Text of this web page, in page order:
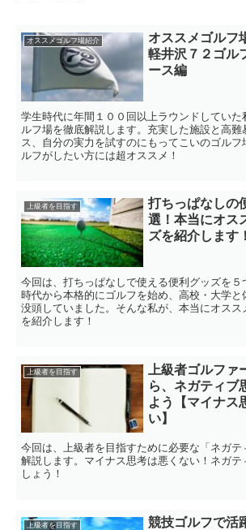
オススメゴルフ場紹介
オススメゴルフ
軽井沢７２ゴ
ース編
学生時代に年間１００回以上ラウンドしていた
ルフ場を徹底解説します。充実した施設と高難
ス、自分の実力を試すのにもってこいのゴル
ルフがしたい方には超オススメ！
上級者を目指す
打ちっぱなしの
選！本当にオス
ズを紹介します！
今回は、打ちっぱなしで使える便利グッズを５
時代から本格的にゴルフを始め、高校・大学と
没頭していました。そんな私が、本当にオスス
を紹介します！
上級者を目指す
上級者ゴルファ
ら、ネガティブ
よう【マイナス
い】
今回は、上級者を目指すために必要な「ネガテ
解説します。マイナス思考は悪くない！ネガテ
しょう！
上級者を目指す
競技ゴルフで活